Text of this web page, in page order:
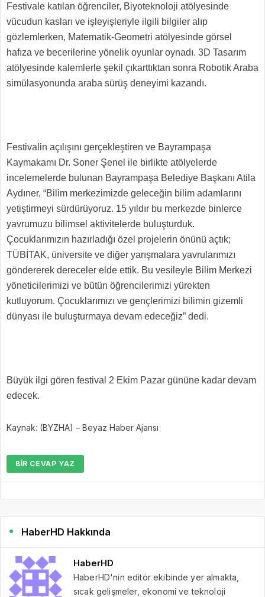
Festivale katılan öğrenciler, Biyoteknoloji atölyesinde
vücudun kasları ve işleyişleriyle ilgili bilgiler alıp
gözlemlerken, Matematik-Geometri atölyesinde görsel
hafıza ve becerilerine yönelik oyunlar oynadı. 3D Tasarım
atölyesinde kalemlerle şekil çıkarttıktan sonra Robotik Araba
simülasyonunda araba sürüş deneyimi kazandı.
Festivalin açılışını gerçekleştiren ve Bayrampaşa
Kaymakamı Dr. Soner Şenel ile birlikte atölyelerde
incelemelerde bulunan Bayrampaşa Belediye Başkanı Atila
Aydıner, “Bilim merkezimizde geleceğin bilim adamlarını
yetiştirmeyi sürdürüyoruz. 15 yıldır bu merkezde binlerce
yavrumuzu bilimsel aktivitelerde buluşturduk.
Çocuklarımızın hazırladığı özel projelerin önünü açtık;
TÜBİTAK, üniversite ve diğer yarışmalara yavrularımızı
göndererek dereceler elde ettik. Bu vesileyle Bilim Merkezi
yöneticilerimizi ve bütün öğrencilerimizi yürekten
kutluyorum. Çocuklarımızı ve gençlerimizi bilimin gizemli
dünyası ile buluşturmaya devam edeceğiz” dedi.
Büyük ilgi gören festival 2 Ekim Pazar gününe kadar devam
edecek.
Kaynak: (BYZHA) – Beyaz Haber Ajansı
BIR CEVAP YAZ
HaberHD Hakkında
HaberHD
HaberHD'nin editör ekibinde yer almakta,
sıcak gelişmeler, ekonomi ve teknoloji